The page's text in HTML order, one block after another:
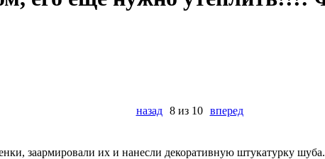
назад 8 из 10
вперед
заармировали их и нанесли декоративную штукатурку шуба.